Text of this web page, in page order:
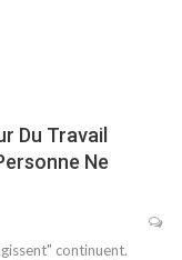
Du Travail
Ne
continuent.